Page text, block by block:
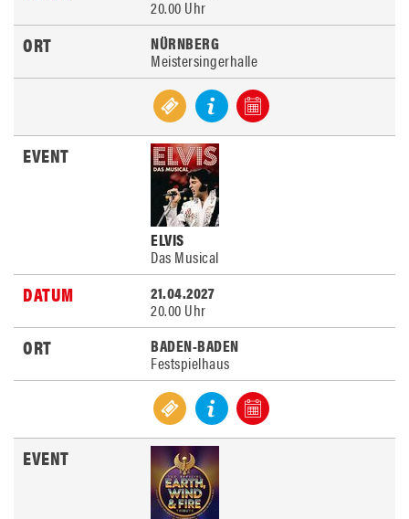
20.00 Uhr
NÜRNBERG
Meistersingerhalle
ELVIS
Das Musical
21.04.2027
20.00 Uhr
BADEN-BADEN
Festspielhaus